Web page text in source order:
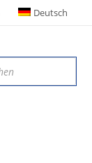
Deutsch